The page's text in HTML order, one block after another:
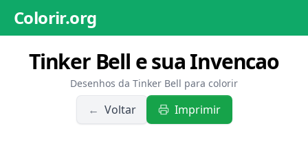
Colorir.org
Tinker Bell e sua Invencao
Desenhos da Tinker Bell para colorir
← Voltar Imprimir